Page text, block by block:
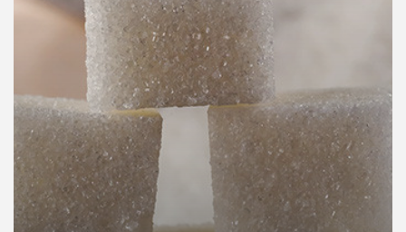
เพลง
ข่าว
และ
กิจกรรม